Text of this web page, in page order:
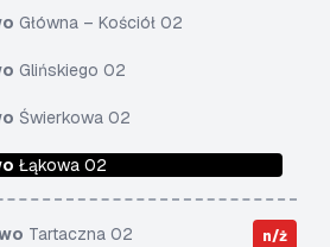
Główna – Kościół 02
Glińskiego 02
Świerkowa 02
Łąkowa 02
Tartaczna 02 n/ż